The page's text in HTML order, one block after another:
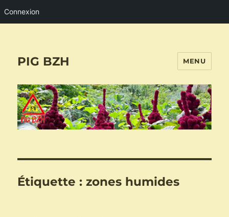
Connexion
PIG BZH MENU
Étiquette :zones humides